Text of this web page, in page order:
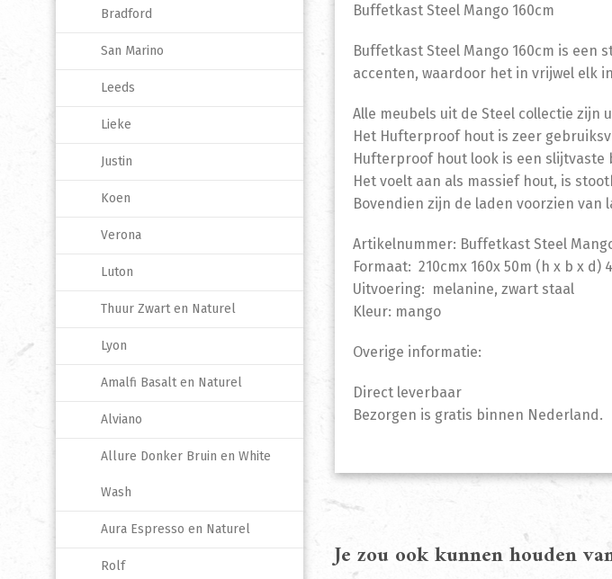
Buffetkast Steel Mango 160cm
Buffetkast Steel Mango 160cm is
accenten, waardoor het in vrijwel elk
Alle meubels uit de Steel collectie
Het Hufterproof hout is zeer
Hufterproof hout look is een slijtvaste
Het voelt aan als massief hout, is
Bovendien zijn de laden voorzien van
Artikelnummer: Buffetkast Steel
Formaat: 210cmx 160x 50m (h x b x
Uitvoering: melanine, zwart staal
Kleur: mango
Overige informatie:
Direct leverbaar
Bezorgen is gratis binnen Nederland.
Je zou ook kunnen houden
Bradford
San Marino
Leeds
Lieke
Justin
Koen
Verona
Luton
Thuur Zwart en Naturel
Lyon
Amalfi Basalt en Naturel
Alviano
Allure Donker Bruin en White
Wash
Aura Espresso en Naturel
Rolf